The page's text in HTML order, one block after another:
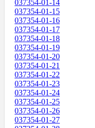
037354-01-14
037354-01-15
037354-01-16
037354-01-17
037354-01-18
037354-01-19
037354-01-20
037354-01-21
037354-01-22
037354-01-23
037354-01-24
037354-01-25
037354-01-26
037354-01-27